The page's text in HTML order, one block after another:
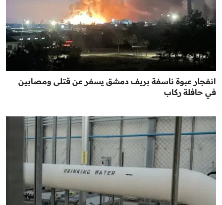
انفجار عبوة ناسفة بريف دمشق يسفر عن قتلى ومصابين
في حافلة ركاب